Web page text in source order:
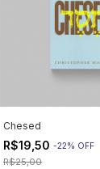
Chesed
R$19,50 -22% OFF
R$25,00